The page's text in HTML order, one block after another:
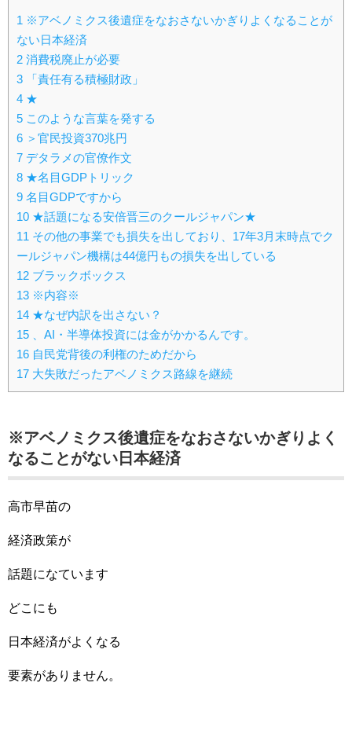
1 ※アベノミクス後遺症をなおさないかぎりよくなることが
ない日本経済
2 消費税廃止が必要
3 「責任有る積極財政」
4 ★
5 このような言葉を発する
6 ＞官民投資370兆円
7 デタラメの官僚作文
8 ★名目GDPトリック
9 名目GDPですから
10 ★話題になる安倍晋三のクールジャパン★
11 その他の事業でも損失を出しており、17年3月末時点でク
ールジャパン機構は44億円もの損失を出している
12 ブラックボックス
13 ※内容※
14 ★なぜ内訳を出さない？
15 、AI・半導体投資には金がかかるんです。
16 自民党背後の利権のためだから
17 大失敗だったアベノミクス路線を継続
※アベノミクス後遺症をなおさないかぎりよく
なることがない日本経済
高市早苗の
経済政策が
話題になています
どこにも
日本経済がよくなる
要素がありません。